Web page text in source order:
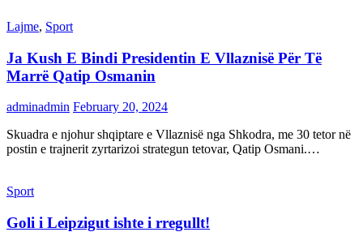
Lajme, Sport
Ja Kush E Bindi Presidentin E Vllaznisë Për Të
Marrë Qatip Osmanin
adminadmin February 20, 2024
Skuadra e njohur shqiptare e Vllaznisë nga Shkodra, me 30 tetor në
postin e trajnerit zyrtarizoi strategun tetovar, Qatip Osmani.…
Sport
Goli i Leipzigut ishte i rregullt!